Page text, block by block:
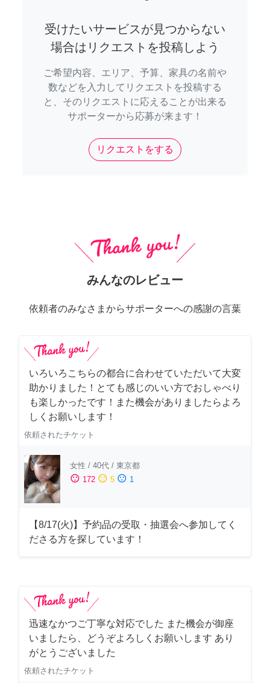
受けたいサービスが見つからない
場合はリクエストを投稿しよう
ご希望内容、エリア、予算、家具の名前や
数などを入力してリクエストを投稿する
と、そのリクエストに応えることが出来る
サポーターから応募が来ます！
リクエストをする
みんなのレビュー
依頼者のみなさまからサポーターへの感謝の言葉
いろいろこちらの都合に合わせていただいて大変
助かりました！とても感じのいい方でおしゃべり
も楽しかったです！また機会がありましたらよろ
しくお願いします！
依頼されたチケット
女性 / 40代 / 東京都
sentiment_satisfied 172 sentiment_neutral 5 sentiment_dissatisfied 1
【8/17(火)】予約品の受取・抽選会へ参加してく
ださる方を探しています！
迅速なかつご丁寧な対応でした また機会が御座
いましたら、どうぞよろしくお願いします あり
がとうございました
依頼されたチケット